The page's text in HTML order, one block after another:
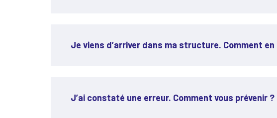
Je viens d’arriver dans ma structure. Comment
J’ai constaté une erreur. Comment vous prévenir ?